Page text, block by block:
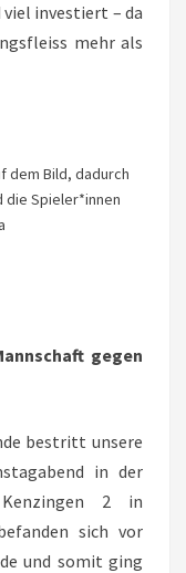
investiert – da
mehr als
dem Bild, dadurch
die Spieler*innen
gegen
bestritt unsere
in der
2 in
sich vor
und somit ging